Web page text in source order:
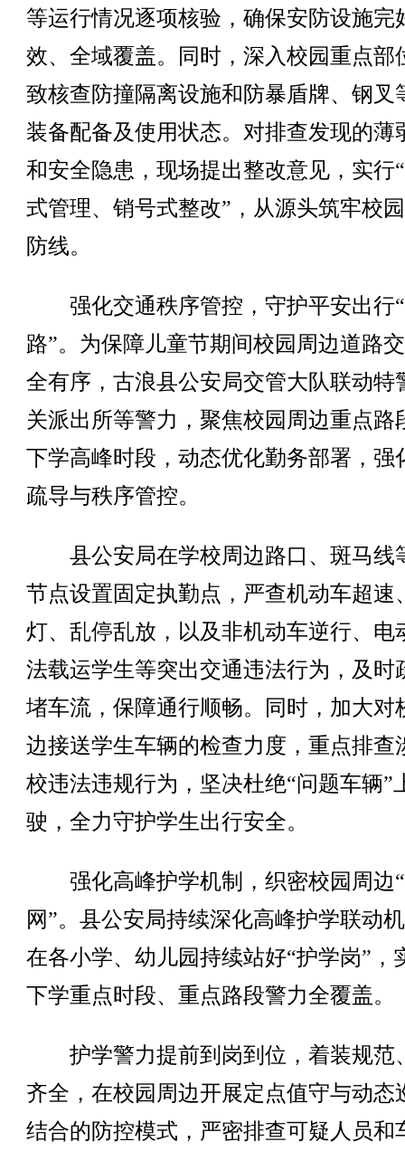
等运行情况逐项核验，确保安防设施完
效、全域覆盖。同时，深入校园重点部
致核查防撞隔离设施和防暴盾牌、钢叉
装备配备及使用状态。对排查发现的薄
和安全隐患，现场提出整改意见，实行
式管理、销号式整改”，从源头筑牢校
防线。
强化交通秩序管控，守护平安出行
路”。为保障儿童节期间校园周边道路
全有序，古浪县公安局交管大队联动特
关派出所等警力，聚焦校园周边重点路
下学高峰时段，动态优化勤务部署，强
疏导与秩序管控。
县公安局在学校周边路口、斑马线
节点设置固定执勤点，严查机动车超速
灯、乱停乱放，以及非机动车逆行、电
法载运学生等突出交通违法行为，及时
堵车流，保障通行顺畅。同时，加大对
边接送学生车辆的检查力度，重点排查
校违法违规行为，坚决杜绝“问题车辆”
驶，全力守护学生出行安全。
强化高峰护学机制，织密校园周边
网”。县公安局持续深化高峰护学联动
在各小学、幼儿园持续站好“护学岗”，
下学重点时段、重点路段警力全覆盖。
护学警力提前到岗到位，着装规范
齐全，在校园周边开展定点值守与动态
结合的防控模式，严密排查可疑人员和